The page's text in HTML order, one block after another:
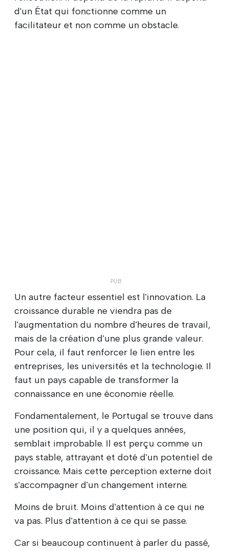
d'un État qui fonctionne comme un
facilitateur et non comme un obstacle.
Un autre facteur essentiel est l'innovation. La
croissance durable ne viendra pas de
l'augmentation du nombre d'heures de travail,
mais de la création d'une plus grande valeur.
Pour cela, il faut renforcer le lien entre les
entreprises, les universités et la technologie. Il
faut un pays capable de transformer la
connaissance en une économie réelle.
Fondamentalement, le Portugal se trouve dans
une position qui, il y a quelques années,
semblait improbable. Il est perçu comme un
pays stable, attrayant et doté d'un potentiel de
croissance. Mais cette perception externe doit
s'accompagner d'un changement interne.
Moins de bruit. Moins d'attention à ce qui ne
va pas. Plus d'attention à ce qui se passe.
Car si beaucoup continuent à parler du passé,